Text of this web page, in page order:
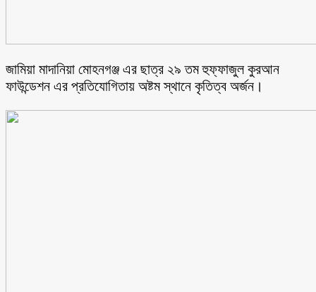
জামিয়া মাদানিয়া মোহনগঞ্জ এর ছাত্র ২৯ তম হুফ্ফাজুল কুরআন
ফাউন্ডেশন এর প্রতিযোগিতায় অষ্টম স্থানে কৃতিত্ব অর্জন।